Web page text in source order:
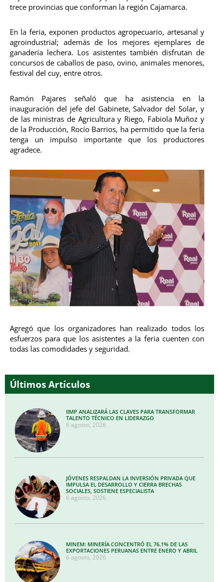
trece provincias que conforman la región Cajamarca.
En la feria, exponen productos agropecuario, artesanal y
agroindustrial; además de los mejores ejemplares de
ganadería lechera. Los asistentes también disfrutan de
concursos de caballos de paso, ovino, animales menores,
festival del cuy, entre otros.
Ramón Pajares señaló que ha asistencia en la
inauguración del jefe del Gabinete, Salvador del Solar, y
de las ministras de Agricultura y Riego, Fabiola Muñoz y
de la Producción, Rocío Barrios, ha permitido que la feria
tenga un impulso importante que los productores
agradece.
Agregó que los organizadores han realizado todos los
esfuerzos para que los asistentes a la feria cuenten con
todas las comodidades y seguridad.
Últimos Artículos
IIMP ANALIZARÁ LAS CLAVES PARA TRANSFORMAR
TALENTO TÉCNICO EN LIDERAZGO
6 agosto, 2026
JÓVENES RESPALDAN LA INVERSIÓN PRIVADA QUE
IMPULSA EL DESARROLLO Y CIERRA BRECHAS
SOCIALES, SOSTIENE ESPECIALISTA
6 agosto, 2026
MINEM: MINERÍA CONCENTRÓ EL 76.1% DE LAS
EXPORTACIONES PERUANAS ENTRE ENERO Y ABRIL
6 agosto, 2026